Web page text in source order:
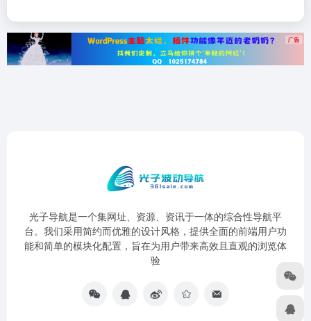
光子导航是一个集网址、资源、资讯于一体的综合性导航平
台。我们采用简约而优雅的设计风格，提供全面的前端用户功
能和简单的模块化配置，旨在为用户带来高效且直观的浏览体
验